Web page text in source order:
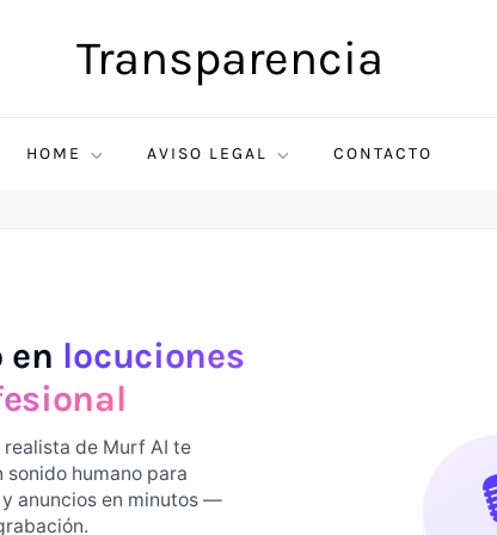
Transparencia
HOME AVISO LEGAL CONTACTO
en locuciones
de Murf AI te
humano para
anuncios en minutos —